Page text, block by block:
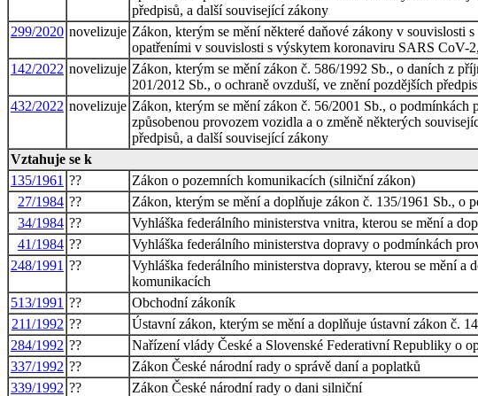
předpisů, a další související zákony
299/2020 novelizuje Zákon, kterým se mění některé daňové zákony v
opatřeními v souvislosti s výskytem koronaviru SARS CoV-
142/2022 novelizuje Zákon, kterým se mění zákon č. 586/1992 Sb., o daních z
201/2012 Sb., o ochraně ovzduší, ve znění pozdějších
432/2022 novelizuje Zákon, kterým se mění zákon č. 56/2001 Sb., o
způsobenou provozem vozidla a o změně některých
předpisů, a další související zákony
Vztahuje se k
135/1961 ??
Zákon o pozemních komunikacích (silniční zákon)
27/1984 ??
Zákon, kterým se mění a doplňuje zákon č. 135/1961 Sb., o
34/1984 ??
Vyhláška federálního ministerstva vnitra, kterou se mění a
41/1984 ??
Vyhláška federálního ministerstva dopravy o podmínkách
248/1991 ??
Vyhláška federálního ministerstva dopravy, kterou se mění
komunikacích
513/1991 ??
Obchodní zákoník
211/1992 ??
Ústavní zákon, kterým se mění a doplňuje ústavní zákon č.
284/1992 ??
Nařízení vlády České a Slovenské Federativní Republiky o
337/1992 ??
Zákon České národní rady o správě daní a poplatků
339/1992 ??
Zákon České národní rady o dani silniční